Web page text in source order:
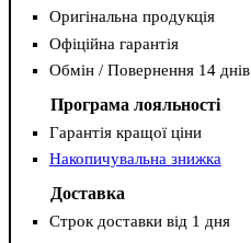
Оригінальна продукція
Офіційна гарантія
Обмін / Повернення 14 днів
Програма лояльності
Гарантія кращої ціни
Накопичувальна знижка
Доставка
Строк доставки від 1 дня